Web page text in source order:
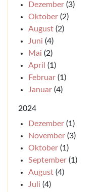
Dezember (3)
Oktober (2)
August (2)
Juni (4)
Mai (2)
April (1)
Februar (1)
Januar (4)
2024
Dezember (1)
November (3)
Oktober (1)
September (1)
August (4)
Juli (4)